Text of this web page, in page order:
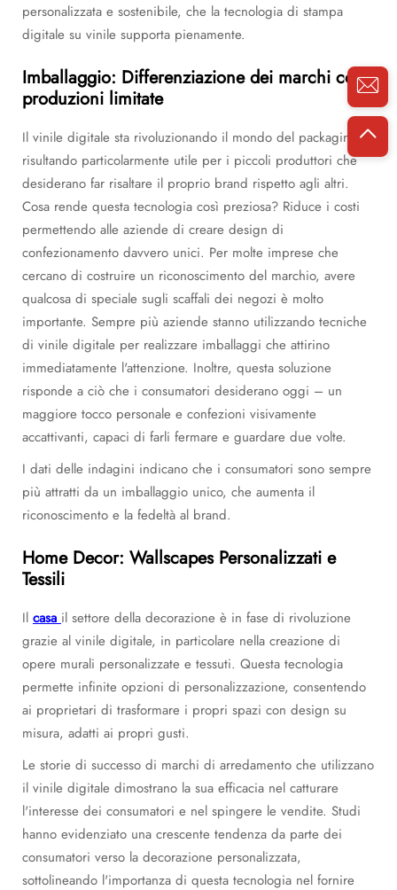
personalizzata e sostenibile, che la tecnologia di stampa
digitale su vinile supporta pienamente.
Imballaggio: Differenziazione dei marchi con
produzioni limitate
Il vinile digitale sta rivoluzionando il mondo del packaging,
risultando particolarmente utile per i piccoli produttori che
desiderano far risaltare il proprio brand rispetto agli altri.
Cosa rende questa tecnologia così preziosa? Riduce i costi
permettendo alle aziende di creare design di
confezionamento davvero unici. Per molte imprese che
cercano di costruire un riconoscimento del marchio, avere
qualcosa di speciale sugli scaffali dei negozi è molto
importante. Sempre più aziende stanno utilizzando tecniche
di vinile digitale per realizzare imballaggi che attirino
immediatamente l'attenzione. Inoltre, questa soluzione
risponde a ciò che i consumatori desiderano oggi – un
maggiore tocco personale e confezioni visivamente
accattivanti, capaci di farli fermare e guardare due volte.
I dati delle indagini indicano che i consumatori sono sempre
più attratti da un imballaggio unico, che aumenta il
riconoscimento e la fedeltà al brand.
Home Decor: Wallscapes Personalizzati e
Tessili
Il casa il settore della decorazione è in fase di rivoluzione
grazie al vinile digitale, in particolare nella creazione di
opere murali personalizzate e tessuti. Questa tecnologia
permette infinite opzioni di personalizzazione, consentendo
ai proprietari di trasformare i propri spazi con design su
misura, adatti ai propri gusti.
Le storie di successo di marchi di arredamento che utilizzano
il vinile digitale dimostrano la sua efficacia nel catturare
l'interesse dei consumatori e nel spingere le vendite. Studi
hanno evidenziato una crescente tendenza da parte dei
consumatori verso la decorazione personalizzata,
sottolineando l'importanza di questa tecnologia nel fornire